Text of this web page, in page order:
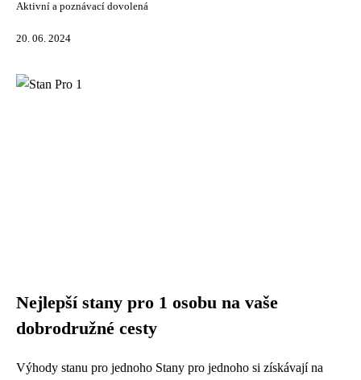
Aktivní a poznávací dovolená
20. 06. 2024
Nejlepší stany pro 1 osobu na vaše
dobrodružné cesty
Výhody stanu pro jednoho Stany pro jednoho si získávají na